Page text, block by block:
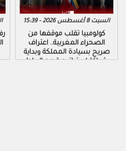
السبت 8 أغسطس 2026 - 15:39
كولومبيا تقلب موقفها من
الصحراء المغربية.. اعتراف
صريح بسيادة المملكة وبداية
شراكة استراتيجية مع الرباط